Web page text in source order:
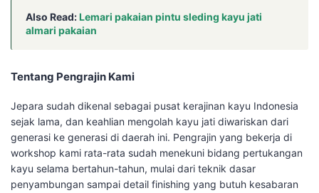
Also Read:Lemari pakaian pintu sleding kayu jati
almari pakaian
Tentang Pengrajin Kami
Jepara sudah dikenal sebagai pusat kerajinan kayu Indonesia
sejak lama, dan keahlian mengolah kayu jati diwariskan dari
generasi ke generasi di daerah ini. Pengrajin yang bekerja di
workshop kami rata-rata sudah menekuni bidang pertukangan
kayu selama bertahun-tahun, mulai dari teknik dasar
penyambungan sampai detail finishing yang butuh kesabaran